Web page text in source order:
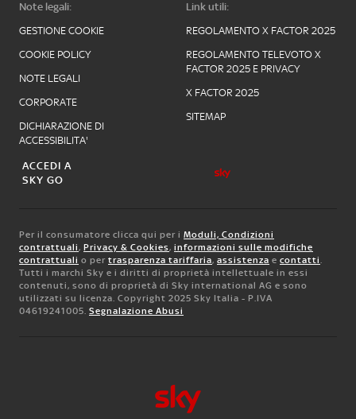
Note legali:
GESTIONE COOKIE
COOKIE POLICY
NOTE LEGALI
CORPORATE
DICHIARAZIONE DI
ACCESSIBILITA'
Link utili:
REGOLAMENTO X FACTOR 2025
REGOLAMENTO TELEVOTO X
FACTOR 2025 E PRIVACY
X FACTOR 2025
SITEMAP
ACCEDI A
SKY GO
Per il consumatore clicca qui per i Moduli, Condizioni
contrattuali, Privacy & Cookies, informazioni sulle modifiche
contrattuali o per trasparenza tariffaria, assistenza e contatti.
Tutti i marchi Sky e i diritti di proprietà intellettuale in essi
contenuti, sono di proprietà di Sky international AG e sono
utilizzati su licenza. Copyright 2025 Sky Italia - P.IVA
04619241005. Segnalazione Abusi